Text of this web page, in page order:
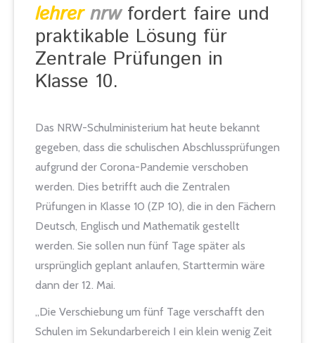
lehrernrw fordert faire und
praktikable Lösung für
Zentrale Prüfungen in
Klasse 10.
Das NRW-Schulministerium hat heute bekannt
gegeben, dass die schulischen Abschlussprüfungen
aufgrund der Corona-Pandemie verschoben
werden. Dies betrifft auch die Zentralen
Prüfungen in Klasse 10 (ZP 10), die in den Fächern
Deutsch, Englisch und Mathematik gestellt
werden. Sie sollen nun fünf Tage später als
ursprünglich geplant anlaufen, Starttermin wäre
dann der 12. Mai.
„Die Verschiebung um fünf Tage verschafft den
Schulen im Sekundarbereich I ein klein wenig Zeit